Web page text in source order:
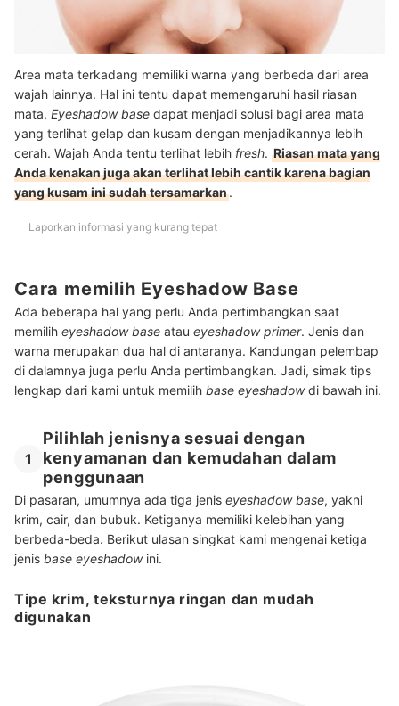
Area mata terkadang memiliki warna yang berbeda dari area
wajah lainnya. Hal ini tentu dapat memengaruhi hasil riasan
mata. Eyeshadow base dapat menjadi solusi bagi area mata
yang terlihat gelap dan kusam dengan menjadikannya lebih
cerah. Wajah Anda tentu terlihat lebih fresh. Riasan mata yang
Anda kenakan juga akan terlihat lebih cantik karena bagian
yang kusam ini sudah tersamarkan.
Laporkan informasi yang kurang tepat
Cara memilih Eyeshadow Base
Ada beberapa hal yang perlu Anda pertimbangkan saat
memilih eyeshadow base atau eyeshadow primer. Jenis dan
warna merupakan dua hal di antaranya. Kandungan pelembap
di dalamnya juga perlu Anda pertimbangkan. Jadi, simak tips
lengkap dari kami untuk memilih base eyeshadowdi bawah ini.
1
Pilihlah jenisnya sesuai dengan
kenyamanan dan kemudahan dalam
penggunaan
Di pasaran, umumnya ada tiga jenis eyeshadow base, yakni
krim, cair, dan bubuk. Ketiganya memiliki kelebihan yang
berbeda-beda. Berikut ulasan singkat kami mengenai ketiga
jenis base eyeshadowini.
Tipe krim, teksturnya ringan dan mudah
digunakan